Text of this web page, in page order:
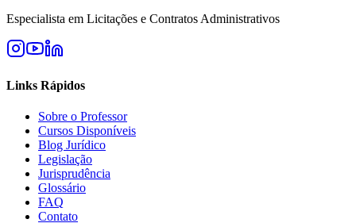
Especialista em Licitações e Contratos Administrativos
Links Rápidos
Sobre o Professor
Cursos Disponíveis
Blog Jurídico
Legislação
Jurisprudência
Glossário
FAQ
Contato